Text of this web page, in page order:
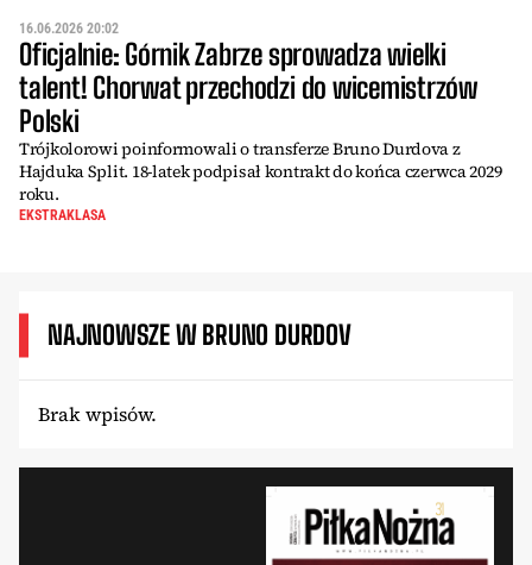
16.06.2026 20:02
Oficjalnie: Górnik Zabrze sprowadza wielki
talent! Chorwat przechodzi do wicemistrzów
Polski
Trójkolorowi poinformowali o transferze Bruno Durdova z
Hajduka Split. 18-latek podpisał kontrakt do końca czerwca 2029
roku.
EKSTRAKLASA
NAJNOWSZE W BRUNO DURDOV
Brak wpisów.